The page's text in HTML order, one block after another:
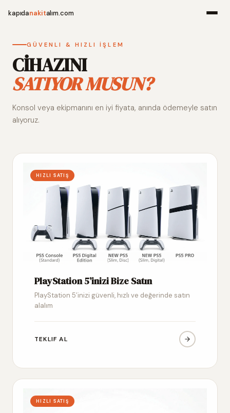
kapıdanakitalım.com
Alım
GÜVENLI & HIZLI İŞLEM
CİHAZINI
SATIYOR MUSUN?
Konsol veya ekipmanını en iyi fiyata, anında ödemeyle satın
alıyoruz.
HIZLI SATIŞ
PlayStation 5’inizi Bize Satın
PlayStation 5’inizi güvenli, hızlı ve değerinde satın
alalım
TEKLIF AL
HIZLI SATIŞ